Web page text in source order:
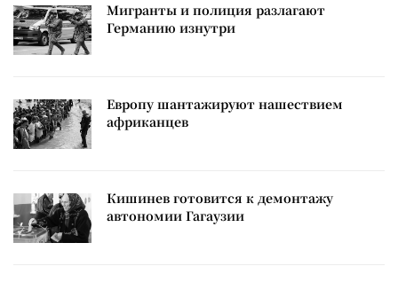
Мигранты и полиция разлагают
Германию изнутри
Европу шантажируют нашествием
африканцев
Кишинев готовится к демонтажу
автономии Гагаузии